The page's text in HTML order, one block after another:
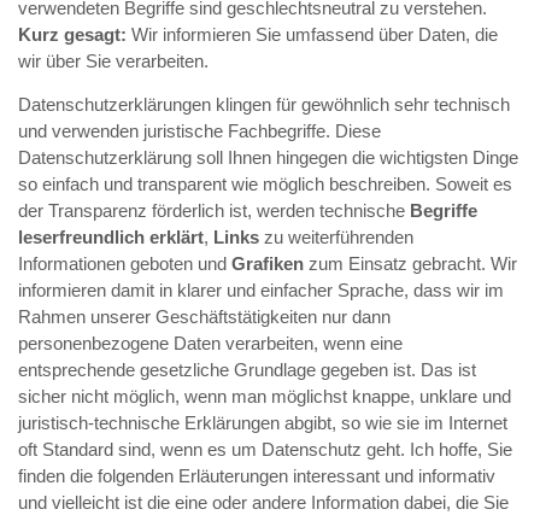
verwendeten Begriffe sind geschlechtsneutral zu verstehen.
Kurz gesagt: Wir informieren Sie umfassend über Daten, die
wir über Sie verarbeiten.
Datenschutzerklärungen klingen für gewöhnlich sehr technisch
und verwenden juristische Fachbegriffe. Diese
Datenschutzerklärung soll Ihnen hingegen die wichtigsten Dinge
so einfach und transparent wie möglich beschreiben. Soweit es
der Transparenz förderlich ist, werden technische Begriffe
leserfreundlich erklärt, Links zu weiterführenden
Informationen geboten und Grafiken zum Einsatz gebracht. Wir
informieren damit in klarer und einfacher Sprache, dass wir im
Rahmen unserer Geschäftstätigkeiten nur dann
personenbezogene Daten verarbeiten, wenn eine
entsprechende gesetzliche Grundlage gegeben ist. Das ist
sicher nicht möglich, wenn man möglichst knappe, unklare und
juristisch-technische Erklärungen abgibt, so wie sie im Internet
oft Standard sind, wenn es um Datenschutz geht. Ich hoffe, Sie
finden die folgenden Erläuterungen interessant und informativ
und vielleicht ist die eine oder andere Information dabei, die Sie